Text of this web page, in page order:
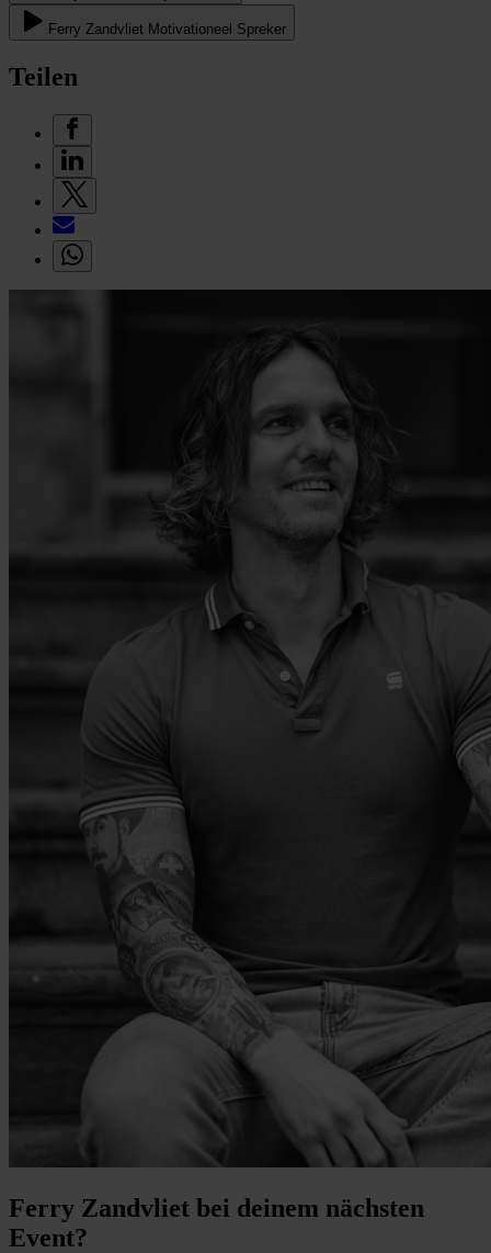
Ferry Zandvliet Motivationeel Spreker
Teilen
Ferry Zandvliet bei deinem nächsten
Event?